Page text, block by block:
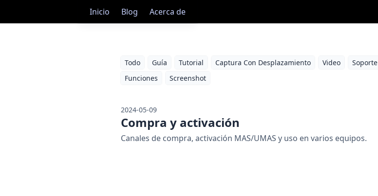
Inicio Blog Acerca de
Todo Guía Tutorial Captura Con Desplazamiento Video Soporte
Funciones
Screenshot
2024-05-09
Compra y activación
Canales de compra, activación MAS/UMAS y uso en varios equipos.